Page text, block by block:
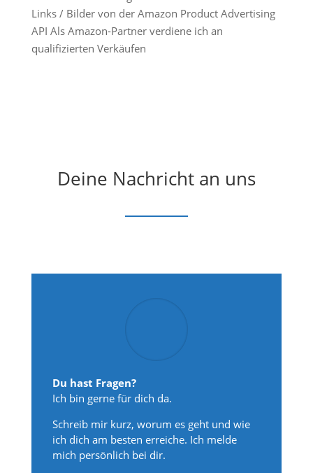
Links / Bilder von der Amazon Product Advertising
API Als Amazon-Partner verdiene ich an
qualifizierten Verkäufen
Deine Nachricht an uns
Du hast Fragen?
Ich bin gerne für dich da.
Schreib mir kurz, worum es geht und wie
ich dich am besten erreiche. Ich melde
mich persönlich bei dir.